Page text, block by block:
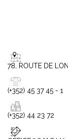
78, ROUTE DE
(+352) 45 37 45 - 1
(+352) 44 23 72